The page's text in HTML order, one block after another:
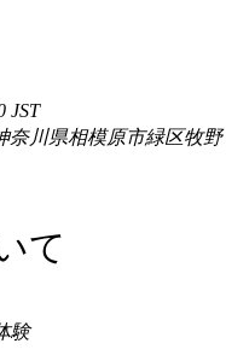
JST
奈川県相模原市緑区牧
て
験